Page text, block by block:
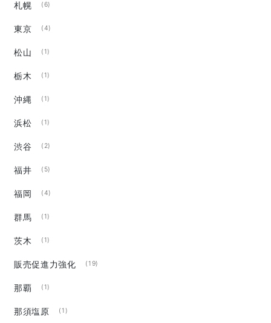
札幌 (6)
東京 (4)
松山 (1)
栃木 (1)
沖縄 (1)
浜松 (1)
渋谷 (2)
福井 (5)
福岡 (4)
群馬 (1)
茨木 (1)
販売促進力強化 (19)
那覇 (1)
那須塩原 (1)